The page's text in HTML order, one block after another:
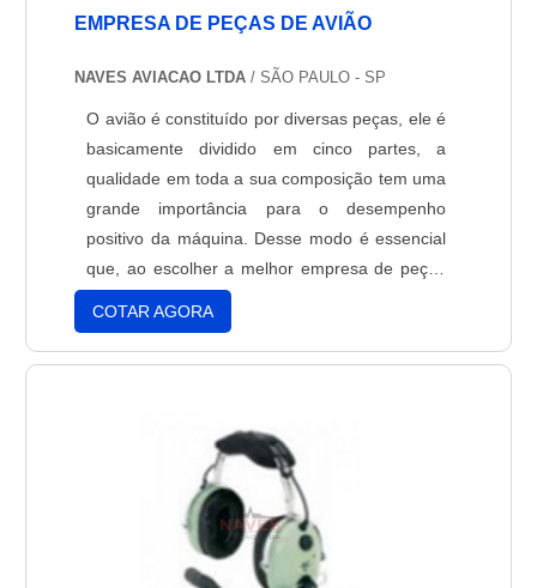
EMPRESA DE PEÇAS DE AVIÃO
NAVES AVIACAO LTDA / SÃO PAULO - SP
O avião é constituído por diversas peças, ele é
basicamente dividido em cinco partes, a
qualidade em toda a sua composição tem uma
grande importância para o desempenho
positivo da máquina. Desse modo é essencial
que, ao escolher a melhor empresa de peças
de avião, que produzam peças com uma
garantia de qualidade de todas as peças, além
do compromisso da empresa.Mecânico de
COTAR AGORA